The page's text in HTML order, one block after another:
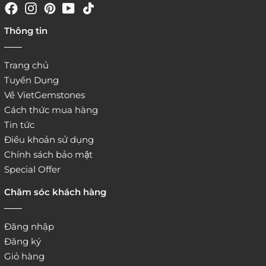
website:
Thông tin
Trang chủ
Tuyển Dụng
Về VietGemstones
Cách thức mua hàng
Tin tức
Điều khoản sử dụng
Chính sách bảo mật
Special Offer
Chăm sóc khách hàng
Đăng nhập
Đăng ký
Giỏ hàng